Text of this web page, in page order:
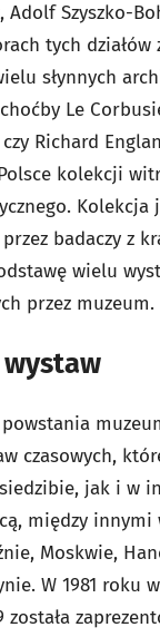
Adolf Szyszko-
tych
słynnych
Le
Richard
kolekcji
badaczy z
wielu
przez muzeum.
czasowych,
jak i w
między
Moskwie,
W 1981 roku
została